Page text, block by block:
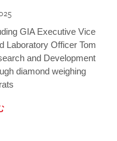
GIA Executive Vice
Laboratory Officer Tom
and Development
diamond weighing